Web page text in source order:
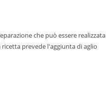
che può essere realizzata
prevede l'aggiunta di aglio